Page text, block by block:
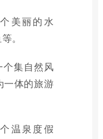
美丽的水
。
集自然风
一体的旅游
温泉度假